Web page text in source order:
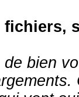
fichiers,
bien